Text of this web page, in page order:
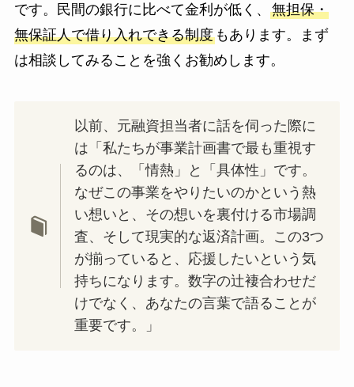
です。民間の銀行に比べて金利が低く、 無担保・
無保証人で借り入れできる制度もあります。まず
は相談してみることを強くお勧めします。
以前、元融資担当者に話を伺った際に
は「私たちが事業計画書で最も重視す
るのは、「情熱」と「具体性」です。
なぜこの事業をやりたいのかという熱
い想いと、その想いを裏付ける市場調
査、そして現実的な返済計画。この3つ
が揃っていると、応援したいという気
持ちになります。数字の辻褄合わせだ
けでなく、あなたの言葉で語ることが
重要です。」